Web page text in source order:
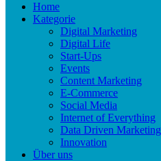
Home
Kategorie
Digital Marketing
Digital Life
Start-Ups
Events
Content Marketing
E-Commerce
Social Media
Internet of Everything
Data Driven Marketing
Innovation
Über uns